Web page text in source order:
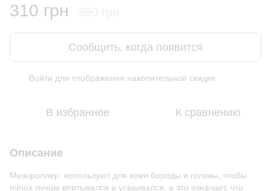
310 грн
Сообщить, когда появится
Войти для отображения накопительной скидки
В избранное К сравнению
Описание
Мезороллер используют для кожи бороды и головы, чтобы
minox лучше впитывался и усваивался, а это означает, что